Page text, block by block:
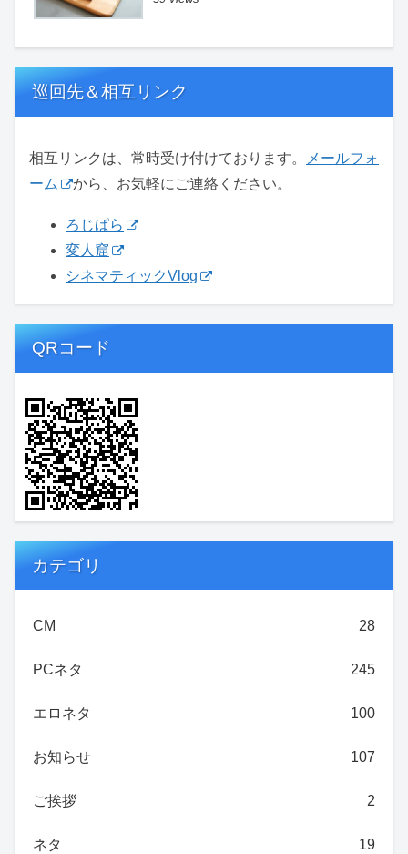
巡回先＆相互リンク
相互リンクは、常時受け付けております。
メールフォ
ーム
から、お気軽にご連絡ください。
ろじぱら
変人窟
シネマティックVlog
QRコード
カテゴリ
CM 28
PCネタ 245
エロネタ 100
お知らせ 107
ご挨拶 2
ネタ 19